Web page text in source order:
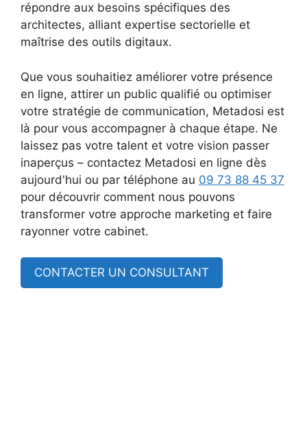
répondre aux besoins spécifiques des
architectes, alliant expertise sectorielle et
maîtrise des outils digitaux.
Que vous souhaitiez améliorer votre présence
en ligne, attirer un public qualifié ou optimiser
votre stratégie de communication, Metadosi est
là pour vous accompagner à chaque étape. Ne
laissez pas votre talent et votre vision passer
inaperçus – contactez Metadosi en ligne dès
aujourd'hui ou par téléphone au 09 73 88 45 37
pour découvrir comment nous pouvons
transformer votre approche marketing et faire
rayonner votre cabinet.
CONTACTER UN CONSULTANT